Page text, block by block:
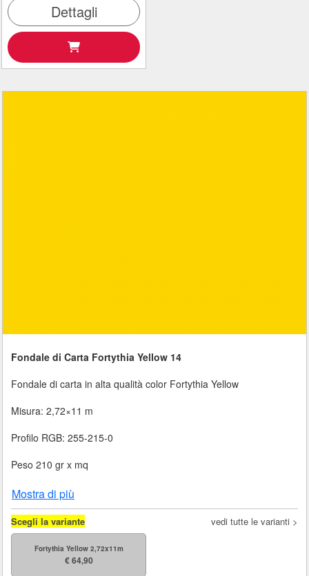
Dettagli
Fondale di Carta Fortythia Yellow 14
Fondale di carta in alta qualità color Fortythia Yellow
Misura: 2,72×11 m
Profilo RGB: 255-215-0
Peso 210 gr x mq
Mostra di più
Scegli la variante vedi tutte le varianti >
Fortythia Yellow 2,72x11m
€ 64,90